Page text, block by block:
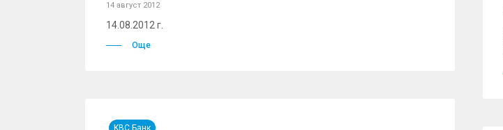
14 август 2012
14.08.2012 г.
Още
KBC Банк